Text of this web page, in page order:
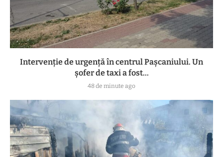
Intervenție de urgență în centrul Pașcaniului. Un
șofer de taxi a fost...
48 de minute ago